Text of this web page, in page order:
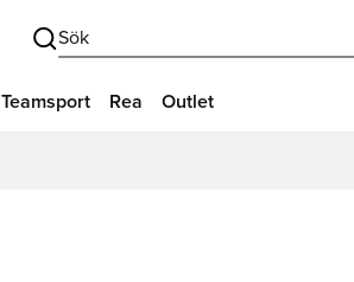
Sök
Teamsport Rea Outlet